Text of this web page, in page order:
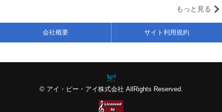
もっと見る
© アイ・ピー・アイ株式会社 AllRights Reserved.
会社概要 サイト利用規約